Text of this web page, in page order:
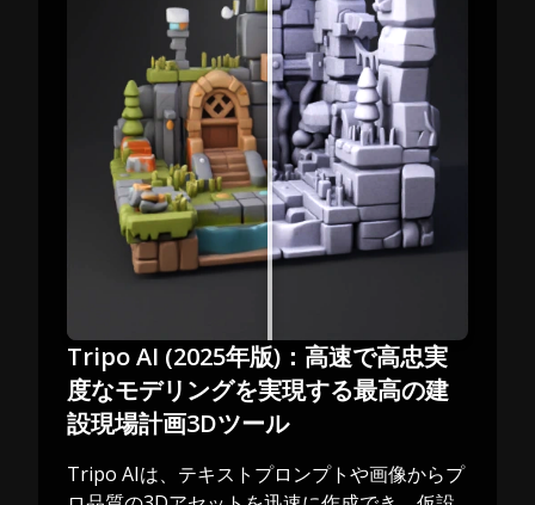
Tripo AI (2025年版)：高速で高忠実
度なモデリングを実現する最高の建
設現場計画3Dツール
Tripo AIは、テキストプロンプトや画像からプ